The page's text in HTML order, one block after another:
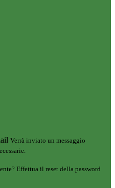
Verrà inviato un messaggio
Effettua il reset della password